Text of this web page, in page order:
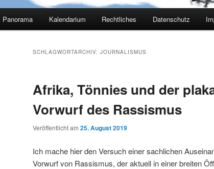
Panorama Kalendarium Rechtliches Datenschutz
SCHLAGWORTARCHIV: JOURNALISMUS
Afrika, Tönnies und der
Vorwurf des Rassismus
Veröffentlicht am 25. August 2019
Ich mache hier den Versuch einer sachlichen
Vorwurf von Rassismus, der aktuell in einer breiten